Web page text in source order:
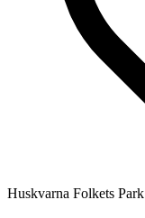
Huskvarna Folkets Park